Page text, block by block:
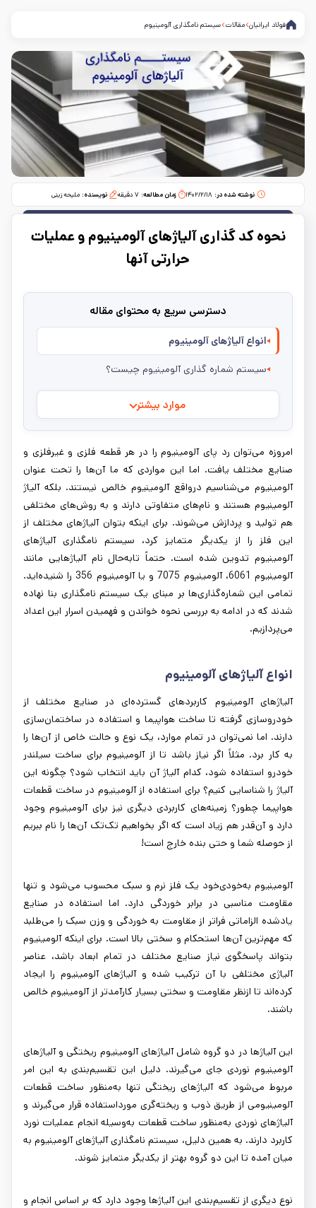
فولاد ایرانیان مقالات سیستم نامگذاری آلومینیوم
نوشته شده در: ۱۴۰۲/۲/۱۸ زمان مطالعه:‌ ۷ دقیقه نویسنده: ملیحه زینی
نحوه کد گذاری آلیاژهای آلومینیوم و عملیات
حرارتی آنها
دسترسی سریع به محتوای مقاله
انواع آلیاژهای آلومینیوم
سیستم شماره گذاری آلومینیوم چیست؟
موارد بیشتر
امروزه می‌توان رد پای آلومینیوم را در هر قطعه فلزی و غیرفلزی و
صنایع مختلف یافت. اما این مواردی که ما آن‌ها را تحت عنوان
آلومینیوم می‌شناسیم درواقع آلومینیوم خالص نیستند. بلکه آلیاژ
آلومینیوم هستند و نام‌های متفاوتی دارند و به روش‌های مختلفی
هم تولید و پردازش می‌شوند. برای اینکه بتوان آلیاژهای مختلف از
این فلز را از یکدیگر متمایز کرد، سیستم نامگذاری آلیاژهای
آلومینیوم تدوین شده است. حتماً تابه‌حال نام آلیاژهایی مانند
آلومینیوم 6061، آلومینیوم 7075 و یا آلومینیوم 356 را شنیده‌اید.
تمامی این شماره‌گذاری‌ها بر مبنای یک سیستم نامگذاری بنا نهاده
شدند که در ادامه به بررسی نحوه خواندن و فهمیدن اسرار این اعداد
می‌پردازیم.
انواع آلیاژهای آلومینیوم
آلیاژهای آلومینیوم کاربردهای گسترده‌ای در صنایع مختلف از
خودروسازی گرفته تا ساخت هواپیما و استفاده در ساختمان‌سازی
دارند. اما نمی‌توان در تمام موارد، یک نوع و حالت خاص از آن‌ها را
به کار برد. مثلاً اگر نیاز باشد تا از آلومینیوم برای ساخت سیلندر
خودرو استفاده شود، کدام آلیاژ آن باید انتخاب شود؟ چگونه این
آلیاژ را شناسایی کنیم؟ برای استفاده از آلومینیوم در ساخت قطعات
هواپیما چطور؟ زمینه‌های کاربردی دیگری نیز برای آلومینیوم وجود
دارد و آن‌قدر هم زیاد است که اگر بخواهیم تک‌تک آن‌ها را نام ببریم
از حوصله شما و حتی بنده خارج است!
آلومینیوم به‌خودی‌خود یک فلز نرم و سبک محسوب می‌شود و تنها
مقاومت مناسبی در برابر خوردگی دارد. اما استفاده در صنایع
یادشده الزاماتی فراتر از مقاومت به خوردگی و وزن سبک را می‌طلبد
که مهم‌ترین آن‌ها استحکام و سختی بالا است. برای اینکه آلومینیوم
بتواند پاسخگوی نیاز صنایع مختلف در تمام ابعاد باشد، عناصر
آلیاژی مختلفی با آن ترکیب شده و آلیاژهای آلومینیوم را ایجاد
کرده‌اند تا ازنظر مقاومت و سختی بسیار کارآمدتر از آلومینیوم خالص
باشند.
این آلیاژها در دو گروه شامل آلیاژهای آلومینیوم ریختگی و آلیاژهای
آلومینیوم نوردی جای می‌گیرند. دلیل این تقسیم‌بندی به این امر
مربوط می‌شود که آلیاژهای ریختگی تنها به‌منظور ساخت قطعات
آلومینیومی از طریق ذوب و ریخته‌گری مورداستفاده قرار می‌گیرند و
آلیاژهای نوردی به‌منظور ساخت قطعات به‌وسیله انجام عملیات نورد
کاربرد دارند. به همین دلیل، سیستم نامگذاری آلیاژهای آلومینیوم به
میان آمده تا این دو گروه بهتر از یکدیگر متمایز شوند.
نوع دیگری از تقسیم‌بندی این آلیاژها وجود دارد که بر اساس انجام و